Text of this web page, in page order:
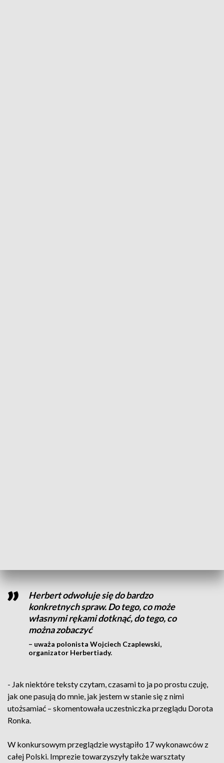
Herbert odwołuje się do bardzo
konkretnych spraw. Do tego, co może
własnymi rękami dotknąć, do tego, co
można zobaczyć
– uważa polonista Wojciech Czaplewski,
organizator Herbertiady.
- Jak niektóre teksty czytam, czasami to ja po prostu czuję,
jak one pasują do mnie, jak jestem w stanie się z nimi
utożsamiać – skomentowała uczestniczka przeglądu Dorota
Ronka.
W konkursowym przeglądzie wystąpiło 17 wykonawców z
całej Polski. Imprezie towarzyszyły także warsztaty